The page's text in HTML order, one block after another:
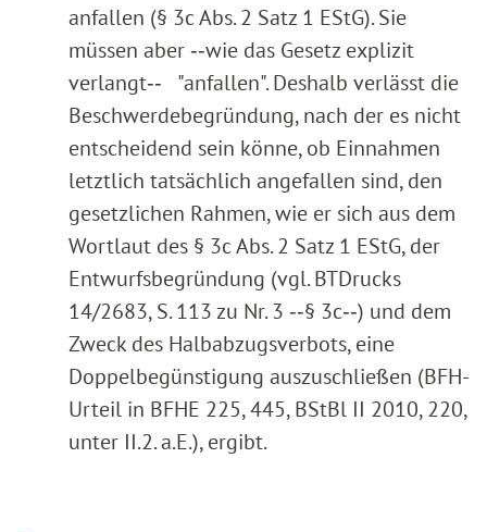
anfallen (§ 3c Abs. 2 Satz 1 EStG). Sie
müssen aber ‑‑wie das Gesetz explizit
verlangt‑‑ "anfallen". Deshalb verlässt die
Beschwerdebegründung, nach der es nicht
entscheidend sein könne, ob Einnahmen
letztlich tatsächlich angefallen sind, den
gesetzlichen Rahmen, wie er sich aus dem
Wortlaut des § 3c Abs. 2 Satz 1 EStG, der
Entwurfsbegründung (vgl. BTDrucks
14/2683, S. 113 zu Nr. 3 ‑‑§ 3c‑‑) und dem
Zweck des Halbabzugsverbots, eine
Doppelbegünstigung auszuschließen (BFH-
Urteil in BFHE 225, 445, BStBl II 2010, 220,
unter II.2. a.E.), ergibt.